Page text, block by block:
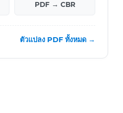
PDF → CBR
ตัวแปลง PDF ทั้งหมด →